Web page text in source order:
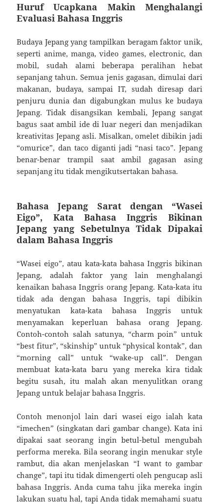
Huruf Ucapkana Makin Menghalangi
Evaluasi Bahasa Inggris
Budaya Jepang yang tampilkan beragam faktor unik,
seperti anime, manga, video games, electronic, dan
mobil, sudah alami beberapa peralihan hebat
sepanjang tahun. Semua jenis gagasan, dimulai dari
makanan, budaya, sampai IT, sudah diresap dari
penjuru dunia dan digabungkan mulus ke budaya
Jepang. Tidak disangsikan kembali, Jepang sangat
bagus saat ambil ide di luar negeri dan menjadikan
kreativitas Jepang asli. Misalkan, omelet dibikin jadi
“omurice”, dan taco diganti jadi “nasi taco”. Jepang
benar-benar trampil saat ambil gagasan asing
sepanjang itu tidak mengikutsertakan bahasa.
Bahasa Jepang Sarat dengan “Wasei
Eigo”, Kata Bahasa Inggris Bikinan
Jepang yang Sebetulnya Tidak Dipakai
dalam Bahasa Inggris
“Wasei eigo”, atau kata-kata bahasa Inggris bikinan
Jepang, adalah faktor yang lain menghalangi
kenaikan bahasa Inggris orang Jepang. Kata-kata itu
tidak ada dengan bahasa Inggris, tapi dibikin
menyatukan kata-kata bahasa Inggris untuk
menyamakan keperluan bahasa orang Jepang.
Contoh-contoh salah satunya, “charm poin” untuk
“best fitur”, “skinship” untuk “physical kontak”, dan
“morning call” untuk “wake-up call”. Dengan
membuat kata-kata baru yang mereka kira tidak
begitu susah, itu malah akan menyulitkan orang
Jepang untuk belajar bahasa Inggris.
Contoh menonjol lain dari wasei eigo ialah kata
“imechen” (singkatan dari gambar change). Kata ini
dipakai saat seorang ingin betul-betul mengubah
performa mereka. Bila seorang ingin menukar style
rambut, dia akan menjelaskan “I want to gambar
change”, tapi itu tidak dimengerti oleh pengucap asli
bahasa Inggris. Anda cuma tahu jika mereka ingin
lakukan suatu hal, tapi Anda tidak memahami suatu